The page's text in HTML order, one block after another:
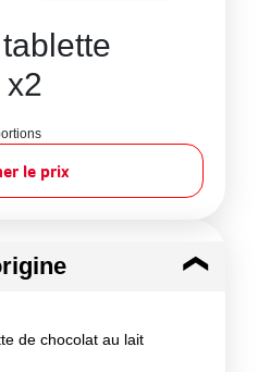
le prix
de chocolat au lait